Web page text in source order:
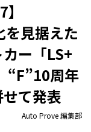
を見据えた
ー「LS+
“F”10周年
て発表
Auto Prove 編集部